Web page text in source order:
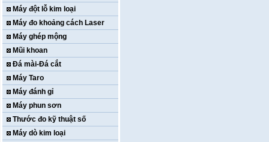
Máy đột lỗ kim loại
Máy đo khoảng cách Laser
Máy ghép mộng
Mũi khoan
Đá mài-Đá cắt
Máy Taro
Máy đánh gỉ
Máy phun sơn
Thước đo kỹ thuật số
Máy dò kim loại